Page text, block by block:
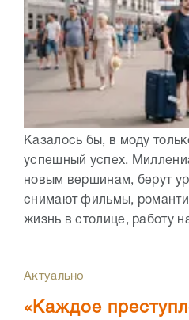
Казалось бы, в моду
успешный успех.
новым вершинам, берут
снимают фильмы,
жизнь в столице, работу
Актуально
«Каждое